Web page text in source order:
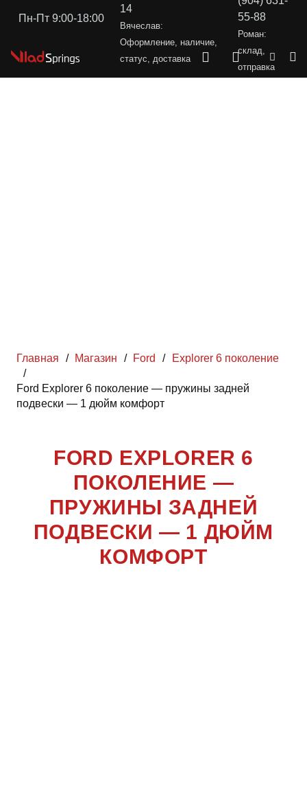
Пн-Пт 9:00-18:00
14
Вячеслав:
Оформление, наличие,
статус, доставка
55-88
Роман:
склад,
отправка
Главная / Магазин / Ford /
Explorer 6 поколение
/
Ford Explorer 6 поколение — пружины задней
подвески — 1 дюйм комфорт
FORD EXPLORER 6
ПОКОЛЕНИЕ —
ПРУЖИНЫ ЗАДНЕЙ
ПОДВЕСКИ — 1 ДЮЙМ
КОМФОРТ